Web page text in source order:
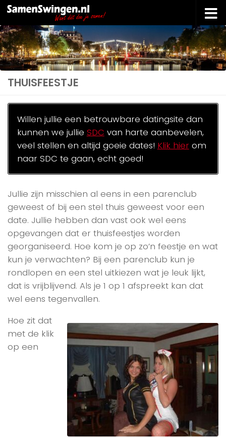
Doorgaan naar inhoud
THUISFEESTJE
Willen jullie een betrouwbare datingsite dan
kunnen we jullie SDC van harte aanbevelen,
veel stellen en altijd goeie dates! Klik hierom
naar SDC te gaan, echt goed!
Jullie zijn misschien al eens in een parenclub
geweest of bij een stel thuis geweest voor een
date. Jullie hebben dan vast ook wel eens
opgevangen dat er thuisfeestjes worden
georganiseerd. Hoe kom je op zo’n feestje en wat
kun je verwachten? Bij een parenclub kun je
rondlopen en een stel uitkiezen wat je leuk lijkt,
dat is vrijblijvend. Als je 1 op 1 afspreekt kan dat
wel eens tegenvallen.
Hoe zit dat
met de klik
op een